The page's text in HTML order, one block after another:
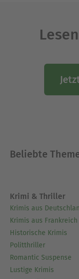
Beliebte
Krimi & Thriller
Krimis aus
Krimis aus Frankreich
Historische Krimis
Politthriller
Romantic Suspense
Lustige Krimis